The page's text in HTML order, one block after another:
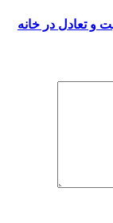
تعادل در خانه